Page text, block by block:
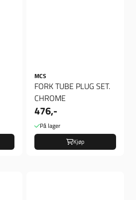
MCS
FORK TUBE PLUG SET.
CHROME
476,-
På lager
Kjøp